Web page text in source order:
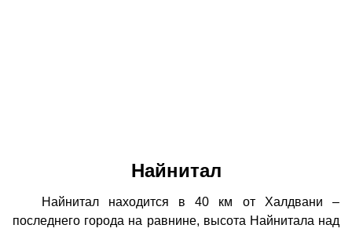
Найнитал
Найнитал находится в 40 км от Халдвани –
последнего города на равнине, высота Найнитала над